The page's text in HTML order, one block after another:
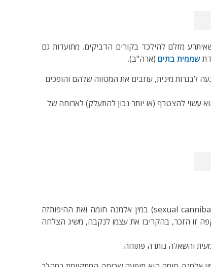
מזלם להילכד בקורים הדביקים. מתועדות גם
שממית בתים (ארה"ב).
לבגרות מינית, עוזבים את המטווה שלהם והופכים
להצטרף (או יותר נכון להתעלק) לארוחה של
מחקר התנהגותי שנערך במכון לחקר המדבר של אונ' בן־גוריון בשדה בוקר (Segoli 2008) בדק את הנושא של קניבליזם מיני (sexual cannibalism) במין אלמנה חומה ואת ההיפותזה
זו הזכר, בהקריבו את עצמו לנקבה, משיג הצלחה
והשאלה נותרה פתוחה.